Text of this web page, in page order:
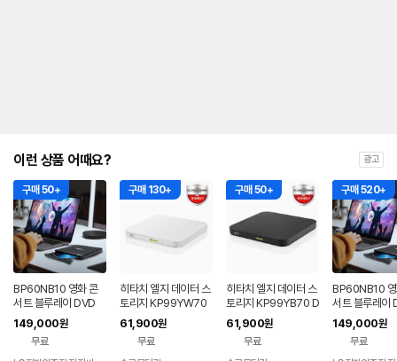
이런 상품 어때요? 광고
구매 50+
BP60NB10 영화 콘
서트 블루레이 DVD
플레이어 노트북 외장
ODD 맥 호환
149,000원
무료
구매 130+
히타치 엘지 데이터 스
토리지 KP99YW70
DVD 화이트 외장OD
D CD DVD 리핑 안드
로이드
61,900원
무료
구매 50+
히타치 엘지 데이터 스
토리지 KP99YB70 D
VD 블랙 외장ODD C
D DVD 리핑 안드로이
61,900원
무료
구매 520+
BP60NB10 영
서트 블루레이
D 재생 리핑 노
장 ODD
149,000원
무료